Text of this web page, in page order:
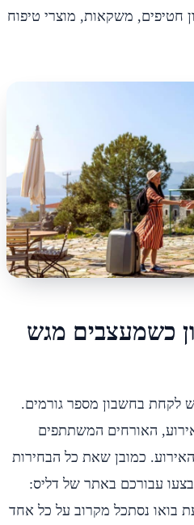
חטיפים, משקאות, מוצרי טיפוח
כשמעצבים מגש
לקחת בחשבון מספר גורמים.
האורחים המשתתפים
כמובן שאת כל הבחירות
עבורכם באתר של דליס:
בואו נסתכל מקרוב על כל אחד